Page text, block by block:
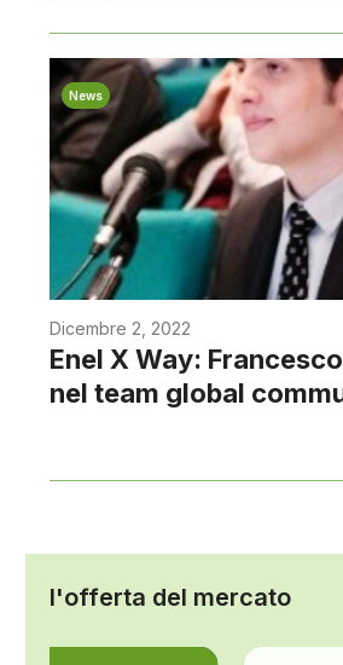
News
Dicembre 2, 2022
Enel X Way:
nel team global
l'offerta del mercato